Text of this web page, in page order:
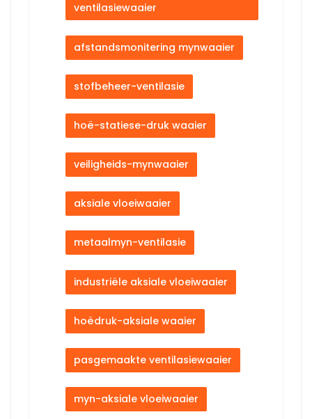
ventilasiewaaier
afstandsmonitering mynwaaier
stofbeheer-ventilasie
hoë-statiese-druk waaier
veiligheids-mynwaaier
aksiale vloeiwaaier
metaalmyn-ventilasie
industriële aksiale vloeiwaaier
hoëdruk-aksiale waaier
pasgemaakte ventilasiewaaier
myn-aksiale vloeiwaaier